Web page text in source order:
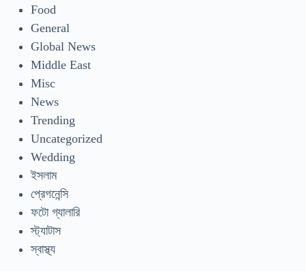
Food
General
Global News
Middle East
Misc
News
Trending
Uncategorized
Wedding
ইসলাম
প্রেগনেন্সি
ফটো গ্যালারি
স্ট্যাটাস
স্বাস্থ্য